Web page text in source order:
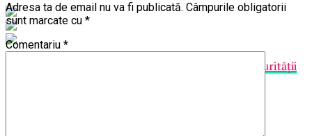
Investigaţi distrugerea documentelor Securităţii
Adresa ta de email nu va fi publicată. Câmpurile obligatorii
sunt marcate cu *
Comentariu *